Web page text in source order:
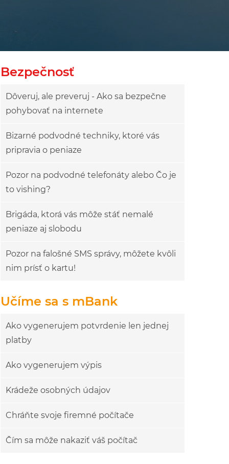
Bezpečnosť
Dôveruj, ale preveruj - Ako sa bezpečne
pohybovať na internete
Bizarné podvodné techniky, ktoré vás
pripravia o peniaze
Pozor na podvodné telefonáty alebo Čo je
to vishing?
Brigáda, ktorá vás môže stáť nemalé
peniaze aj slobodu
Pozor na falošné SMS správy, môžete kvôli
nim prísť o kartu!
Učíme sa s mBank
Ako vygenerujem potvrdenie len jednej
platby
Ako vygenerujem výpis
Krádeže osobných údajov
Chráňte svoje firemné počítače
Čím sa môže nakaziť váš počítač